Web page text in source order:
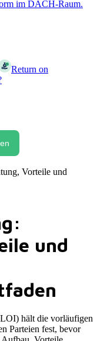
im DACH-Raum.
Return on
Vorteile und
und
hält die vorläufigen
Parteien fest, bevor